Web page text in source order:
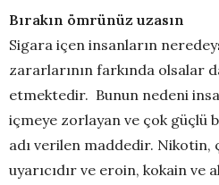
Bırakın ömrünüz uzasın
Sigara içen insanların
zararlarının farkında olsalar
etmektedir. Bunun nedeni
içmeye zorlayan ve çok güçlü
adı verilen maddedir. Nikotin,
uyarıcıdır ve eroin, kokain ve